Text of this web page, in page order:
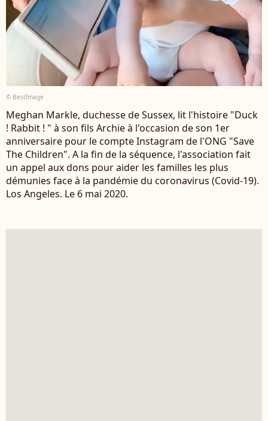
© BestImage
Meghan Markle, duchesse de Sussex, lit l'histoire "Duck
! Rabbit ! " à son fils Archie à l'occasion de son 1er
anniversaire pour le compte Instagram de l'ONG "Save
The Children". A la fin de la séquence, l'association fait
un appel aux dons pour aider les familles les plus
démunies face à la pandémie du coronavirus (Covid-19).
Los Angeles. Le 6 mai 2020.